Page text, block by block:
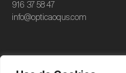
916 37 58 47​
info@opticaoqus.com